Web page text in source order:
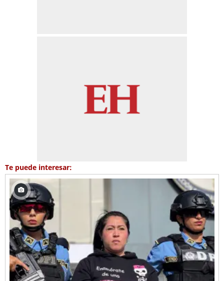
Te puede interesar: